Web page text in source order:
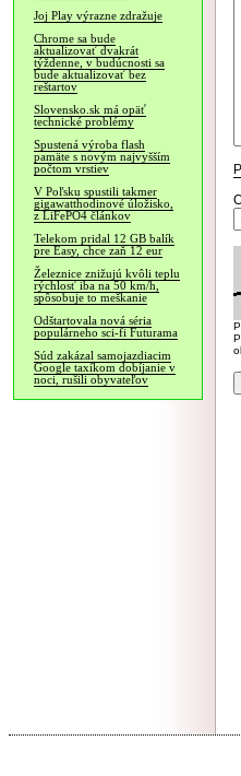
Joj Play výrazne zdražuje
Chrome sa bude
aktualizovať dvakrát
týždenne, v budúcnosti sa
bude aktualizovať bez
reštartov
Slovensko.sk má opäť
technické problémy
Spustená výroba flash
pamäte s novým najvyšším
počtom vrstiev
V Poľsku spustili takmer
gigawatthodinové úložisko,
z LiFePO4 článkov
Telekom pridal 12 GB balík
pre Easy, chce zaň 12 eur
Železnice znižujú kvôli teplu
rýchlosť iba na 50 km/h,
spôsobuje to meškanie
Odštartovala nová séria
populárneho sci-fi Futurama
Súd zakázal samojazdiacim
Google taxíkom dobíjanie v
noci, rušili obyvateľov